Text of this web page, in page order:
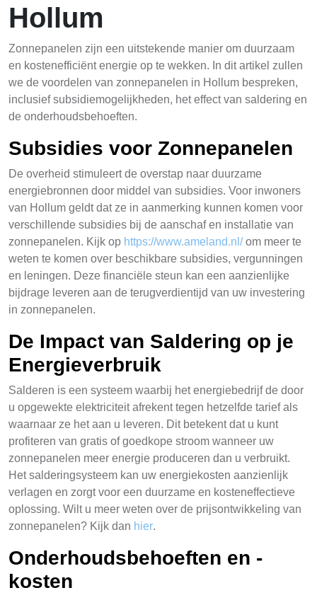
Hollum
Zonnepanelen zijn een uitstekende manier om duurzaam
en kostenefficiënt energie op te wekken. In dit artikel zullen
we de voordelen van zonnepanelen in Hollum bespreken,
inclusief subsidiemogelijkheden, het effect van saldering en
de onderhoudsbehoeften.
Subsidies voor Zonnepanelen
De overheid stimuleert de overstap naar duurzame
energiebronnen door middel van subsidies. Voor inwoners
van Hollum geldt dat ze in aanmerking kunnen komen voor
verschillende subsidies bij de aanschaf en installatie van
zonnepanelen. Kijk op https://www.ameland.nl/om meer te
weten te komen over beschikbare subsidies, vergunningen
en leningen. Deze financiële steun kan een aanzienlijke
bijdrage leveren aan de terugverdientijd van uw investering
in zonnepanelen.
De Impact van Saldering op je
Energieverbruik
Salderen is een systeem waarbij het energiebedrijf de door
u opgewekte elektriciteit afrekent tegen hetzelfde tarief als
waarnaar ze het aan u leveren. Dit betekent dat u kunt
profiteren van gratis of goedkope stroom wanneer uw
zonnepanelen meer energie produceren dan u verbruikt.
Het salderingsysteem kan uw energiekosten aanzienlijk
verlagen en zorgt voor een duurzame en kosteneffectieve
oplossing. Wilt u meer weten over de prijsontwikkeling van
zonnepanelen? Kijk dan hier.
Onderhoudsbehoeften en -
kosten